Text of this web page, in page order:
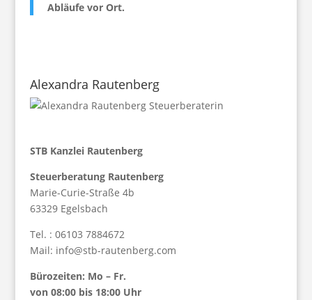
Abläufe vor Ort.
Alexandra Rautenberg
STB Kanzlei Rautenberg
Steuerberatung Rautenberg
Marie-Curie-Straße 4b
63329 Egelsbach
Tel. : 06103 7884672
Mail: info@stb-rautenberg.com
Bürozeiten: Mo – Fr.
von 08:00 bis 18:00 Uhr